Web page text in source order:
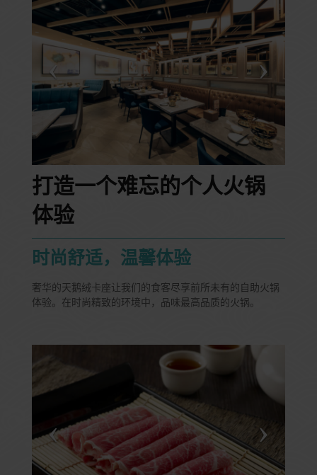
打造一个难忘的个人火锅
体验
时尚舒适，温馨体验
奢华的天鹅绒卡座让我们的食客尽享前所未有的自助火锅
体验。在时尚精致的环境中，品味最高品质的火锅。